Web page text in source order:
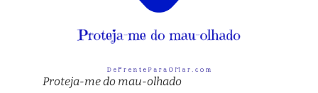
Proteja-me do mau-olhado